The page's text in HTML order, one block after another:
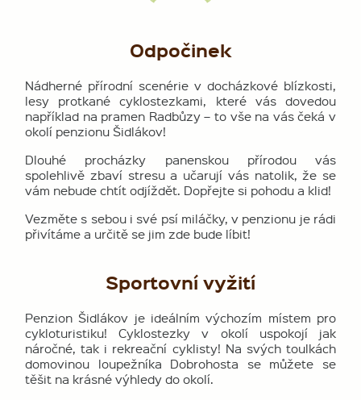
Odpočinek
Nádherné přírodní scenérie v docházkové blízkosti,
lesy protkané cyklostezkami, které vás dovedou
například na pramen Radbůzy – to vše na vás čeká v
okolí penzionu Šidlákov!
Dlouhé procházky panenskou přírodou vás
spolehlivě zbaví stresu a učarují vás natolik, že se
vám nebude chtít odjíždět. Dopřejte si pohodu a klid!
Vezměte s sebou i své psí miláčky, v penzionu je rádi
přivítáme a určitě se jim zde bude líbit!
Sportovní vyžití
Penzion Šidlákov je ideálním výchozím místem pro
cykloturistiku! Cyklostezky v okolí uspokojí jak
náročné, tak i rekreační cyklisty! Na svých toulkách
domovinou loupežníka Dobrohosta se můžete se
těšit na krásné výhledy do okolí.